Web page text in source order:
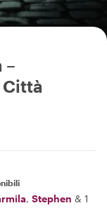
–
Città
, Stephen & 1